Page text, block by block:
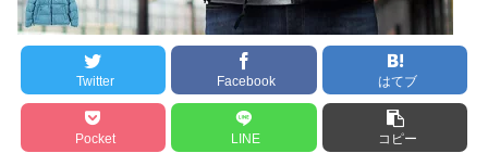
Twitter Facebook はてブ
Pocket LINE コピー